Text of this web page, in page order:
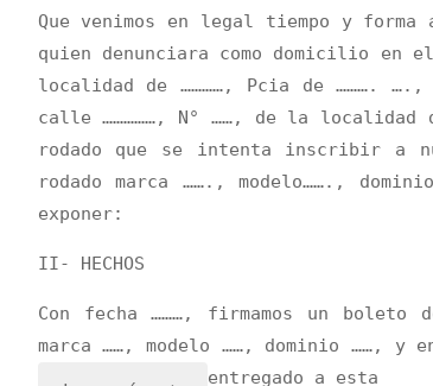
Que venimos en legal tiempo y
quien denunciara como domicilio en
localidad de …………, Pcia de ……….
calle ……………, N° ……, de la
rodado que se intenta inscribir a
rodado marca ……., modelo…….,
exponer:
II- HECHOS
Con fecha ………, firmamos un boleto
marca ……, modelo ……, dominio ……,
entregado a esta